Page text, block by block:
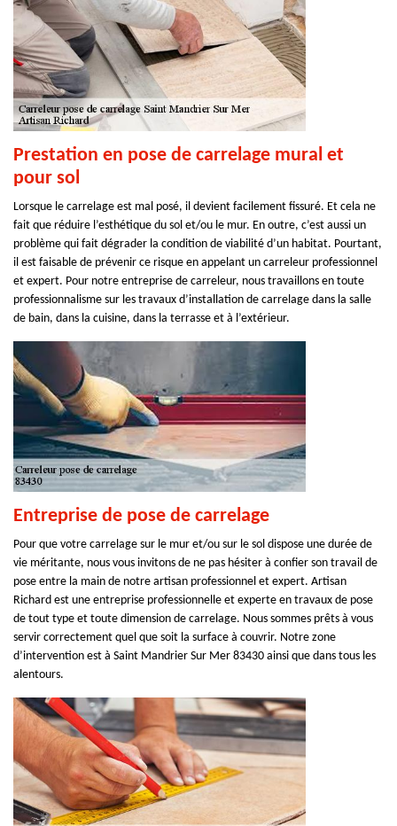
Prestation en pose de carrelage mural et
pour sol
Lorsque le carrelage est mal posé, il devient facilement fissuré. Et cela ne
fait que réduire l’esthétique du sol et/ou le mur. En outre, c’est aussi un
problème qui fait dégrader la condition de viabilité d’un habitat. Pourtant,
il est faisable de prévenir ce risque en appelant un carreleur professionnel
et expert. Pour notre entreprise de carreleur, nous travaillons en toute
professionnalisme sur les travaux d’installation de carrelage dans la salle
de bain, dans la cuisine, dans la terrasse et à l’extérieur.
Entreprise de pose de carrelage
Pour que votre carrelage sur le mur et/ou sur le sol dispose une durée de
vie méritante, nous vous invitons de ne pas hésiter à confier son travail de
pose entre la main de notre artisan professionnel et expert. Artisan
Richard est une entreprise professionnelle et experte en travaux de pose
de tout type et toute dimension de carrelage. Nous sommes prêts à vous
servir correctement quel que soit la surface à couvrir. Notre zone
d’intervention est à Saint Mandrier Sur Mer 83430 ainsi que dans tous les
alentours.